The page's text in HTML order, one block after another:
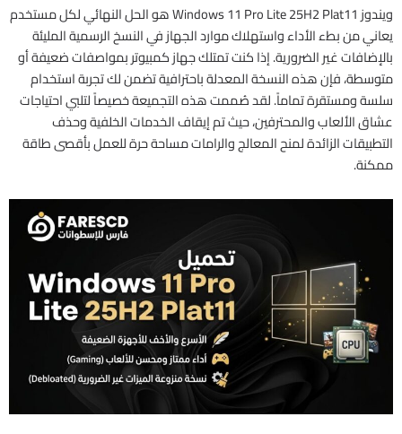
ويندوز Windows 11 Pro Lite 25H2 Plat11 هو الحل النهائي لكل مستخدم
يعاني من بطء الأداء واستهلاك موارد الجهاز في النسخ الرسمية المليئة
بالإضافات غير الضرورية. إذا كنت تمتلك جهاز كمبيوتر بمواصفات ضعيفة أو
متوسطة، فإن هذه النسخة المعدلة باحترافية تضمن لك تجربة استخدام
سلسة ومستقرة تماماً. لقد صُممت هذه التجميعة خصيصاً لتلبي احتياجات
عشاق الألعاب والمحترفين، حيث تم إيقاف الخدمات الخلفية وحذف
التطبيقات الزائدة لمنح المعالج والرامات مساحة حرة للعمل بأقصى طاقة
ممكنة.